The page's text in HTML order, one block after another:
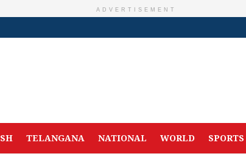
ADVERTISEMENT
TELANGANA NATIONAL WORLD SPORTS